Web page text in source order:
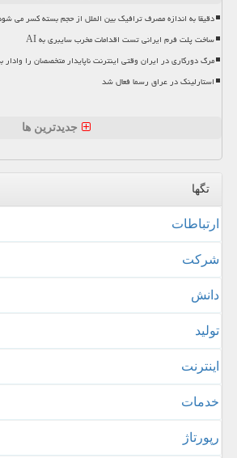
دقیقا به اندازه مصرف ترافیک بین الملل از حجم بسته کسر می
ساخت پلت فرم ایرانی تست اقدامات مخرب سایبری به AI
مرگ دورکاری در ایران وقتی اینترنت ناپایدار متخصصان را وادار
استارلینک در عراق رسما فعال شد
جدیدترین ها
تگها
ارتباطات
شركت
دانش
تولید
اینترنت
خدمات
رپورتاژ